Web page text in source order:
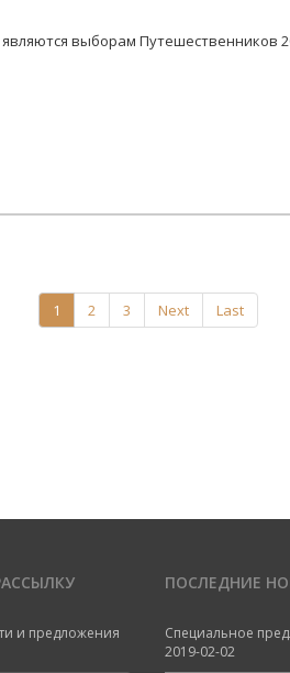
являются выборам Путешественников
1 2 3 Next Last
и предложения
ПОСЛЕДНИЕ
Специальное
2019-02-02